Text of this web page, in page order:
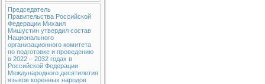
Председатель
Правительства Российской
Федерации Михаил
Мишустин утвердил состав
Национального
организационного комитета
по подготовке и проведению
в 2022 – 2032 годах в
Российской Федерации
Международного десятилетия
языков коренных народов